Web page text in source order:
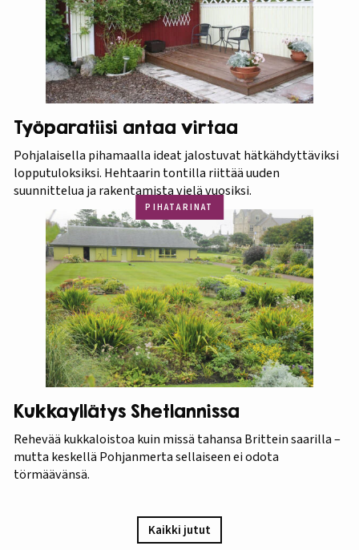
Työparatiisi antaa virtaa
Pohjalaisella pihamaalla ideat jalostuvat hätkähdyttäviksi
lopputuloksiksi. Hehtaarin tontilla riittää uuden
suunnittelua ja rakentamista vielä vuosiksi.
PIHATARINAT
Kukkayllätys Shetlannissa
Rehevää kukkaloistoa kuin missä tahansa Brittein saarilla –
mutta keskellä Pohjanmerta sellaiseen ei odota
törmäävänsä.
Kaikki jutut